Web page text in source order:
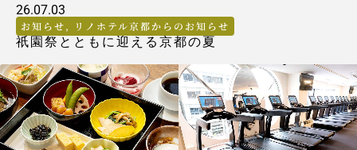
26.07.03
お知らせ, リノホテル京都からのお知らせ
祇園祭とともに迎える京都の夏